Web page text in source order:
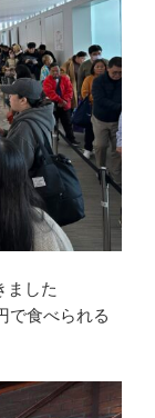
ました
で食べられる